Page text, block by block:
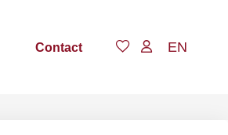
Contact EN